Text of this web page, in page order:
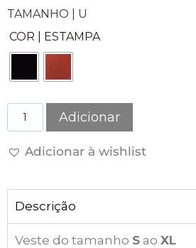
TAMANHO | U
COR | ESTAMPA
Adicionar
Adicionar à wishlist
Descrição
Veste do tamanho S ao XL